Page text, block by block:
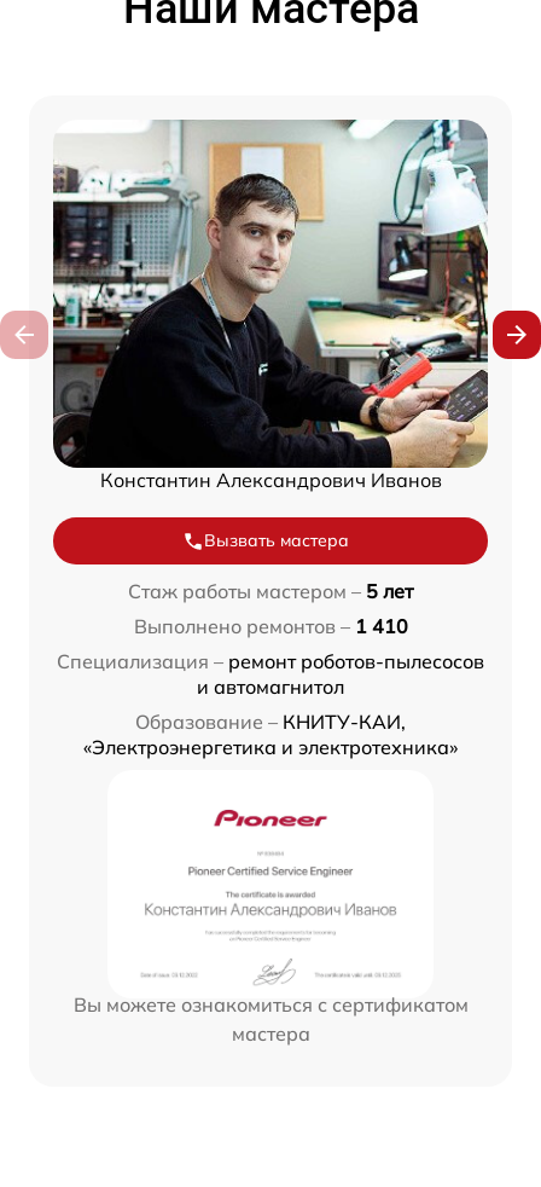
Константин Александрович Иванов
Вызвать мастера
Стаж работы мастером – 5 лет
Выполнено ремонтов – 1 410
Специализация – ремонт роботов-пылесосов
и автомагнитол
Образование – КНИТУ-КАИ,
«Электроэнергетика и электротехника»
Вы можете ознакомиться с сертификатом
мастера